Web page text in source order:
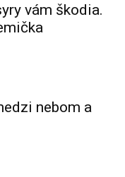
vám škodia.
nebom a